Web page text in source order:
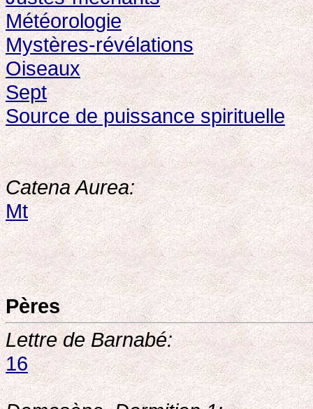
Météorologie
Mystères-révélations
Oiseaux
Sept
Source de puissance spirituelle
Catena Aurea:
Mt
Pères
Lettre de Barnabé:
16